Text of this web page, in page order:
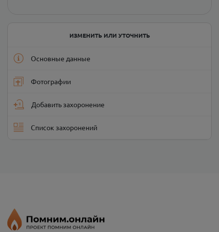
ИЗМЕНИТЬ ИЛИ УТОЧНИТЬ
Основные данные
Фотографии
Добавить захоронение
Список захоронений